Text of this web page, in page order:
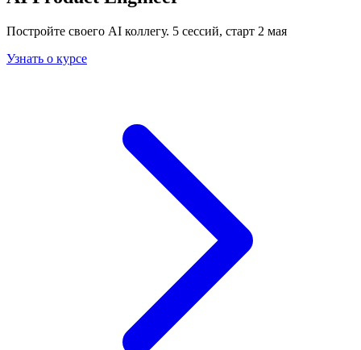
Постройте своего AI коллегу. 5 сессий, старт 2 мая
Узнать о курсе